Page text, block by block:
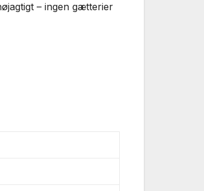
– ingen gætterier